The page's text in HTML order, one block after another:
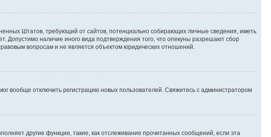
Штатов, требующий от сайтов, потенциально собирающих личные сведения, иметь
Допустимо наличие иного вида подтверждения того, что опекуны разрешают сбор
вопросам и не является объектом юридических отношений.
вообще отключить регистрацию новых пользователей. Свяжитесь с администратором
другие функции, такие, как отслеживание прочитанных сообщений, если эта